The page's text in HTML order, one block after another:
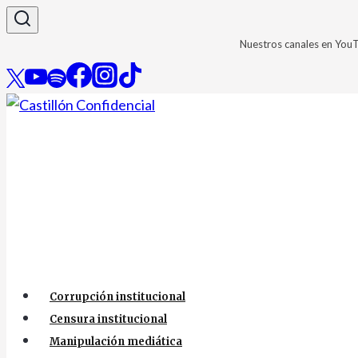
Saltar
al
Nuestros canales en
Corrupción institucional
Censura institucional
Manipulación mediática